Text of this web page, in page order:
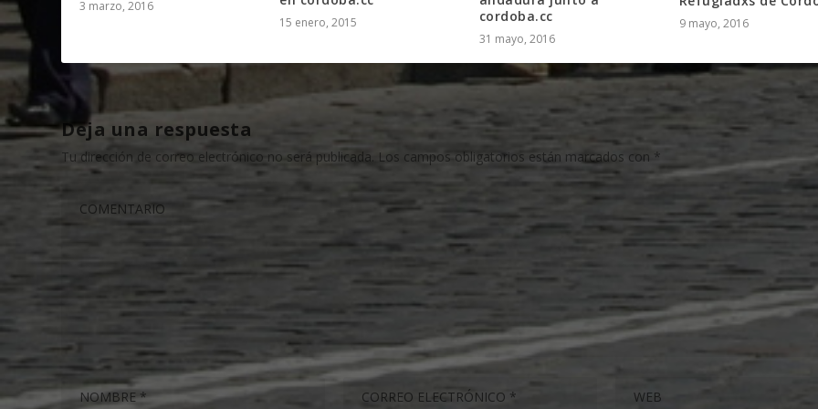
3 marzo, 2016
15 enero, 2015
cordoba.cc
31 mayo, 2016
9 mayo, 2016
Deja una respuesta
Tu dirección de correo electrónico no será publicada. Los campos obligatorios están marcados con *